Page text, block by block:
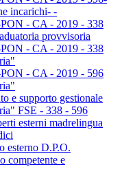
incarichi- -
- CA - 2019 - 338
provvisoria
- CA - 2019 - 338
- CA - 2019 - 596
e supporto gestionale
FSE - 338 - 596
esterni madrelingua
esterno D.P.O.
competente e